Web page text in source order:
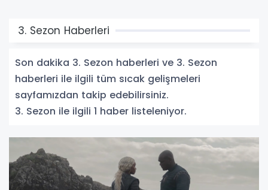
3. Sezon Haberleri
Son dakika 3. Sezon haberleri ve 3. Sezon
haberleri ile ilgili tüm sıcak gelişmeleri
sayfamızdan takip edebilirsiniz.
3. Sezon ile ilgili 1 haber listeleniyor.